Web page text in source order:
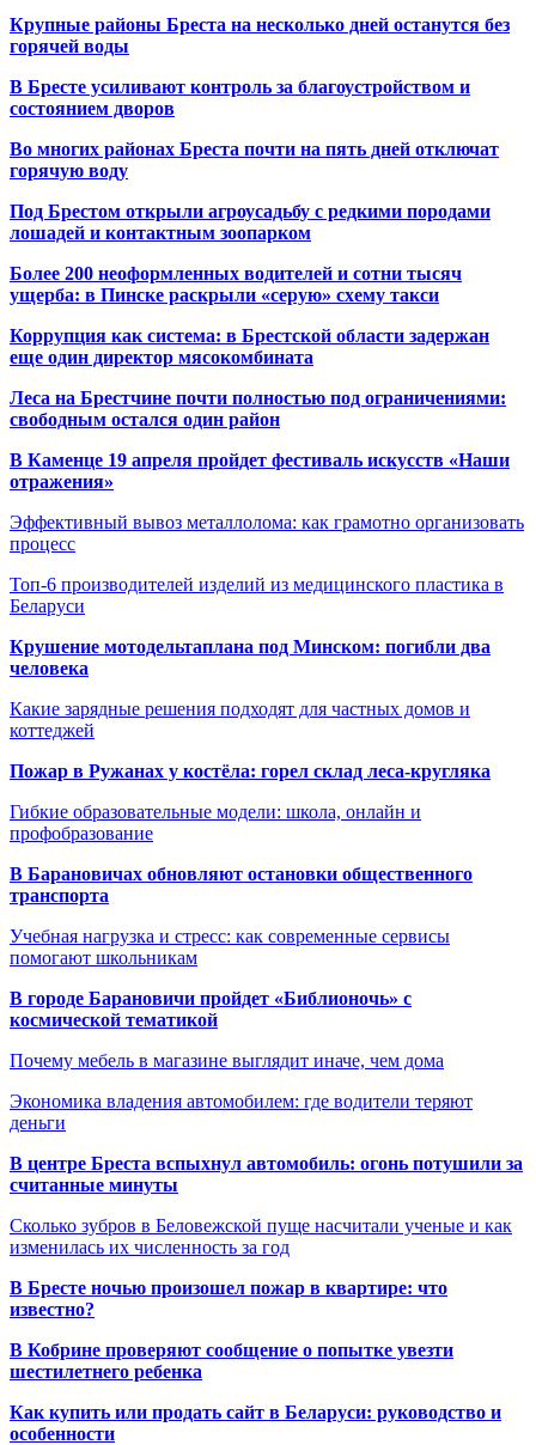
Крупные районы Бреста на несколько дней останутся без
горячей воды
В Бресте усиливают контроль за благоустройством и
состоянием дворов
Во многих районах Бреста почти на пять дней отключат
горячую воду
Под Брестом открыли агроусадьбу с редкими породами
лошадей и контактным зоопарком
Более 200 неоформленных водителей и сотни тысяч
ущерба: в Пинске раскрыли «серую» схему такси
Коррупция как система: в Брестской области задержан
еще один директор мясокомбината
Леса на Брестчине почти полностью под ограничениями:
свободным остался один район
В Каменце 19 апреля пройдет фестиваль искусств «Наши
отражения»
Эффективный вывоз металлолома: как грамотно организовать
процесс
Топ-6 производителей изделий из медицинского пластика в
Беларуси
Крушение мотодельтаплана под Минском: погибли два
человека
Какие зарядные решения подходят для частных домов и
коттеджей
Пожар в Ружанах у костёла: горел склад леса-кругляка
Гибкие образовательные модели: школа, онлайн и
профобразование
В Барановичах обновляют остановки общественного
транспорта
Учебная нагрузка и стресс: как современные сервисы
помогают школьникам
В городе Барановичи пройдет «Библионочь» с
космической тематикой
Почему мебель в магазине выглядит иначе, чем дома
Экономика владения автомобилем: где водители теряют
деньги
В центре Бреста вспыхнул автомобиль: огонь потушили за
считанные минуты
Сколько зубров в Беловежской пуще насчитали ученые и как
изменилась их численность за год
В Бресте ночью произошел пожар в квартире: что
известно?
В Кобрине проверяют сообщение о попытке увезти
шестилетнего ребенка
Как купить или продать сайт в Беларуси: руководство и
особенности